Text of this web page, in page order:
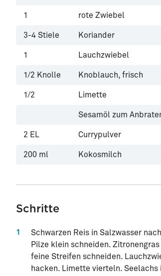
1 rote Zwiebel
3-4 Stiele Koriander
1 Lauchzwiebel
1/2 Knolle Knoblauch, frisch
1/2 Limette
Sesamöl zum
2 EL Currypulver
200 ml Kokosmilch
Schritte
1
Schwarzen Reis in Salzwasser
Pilze klein schneiden.
feine Streifen schneiden.
hacken. Limette vierteln.